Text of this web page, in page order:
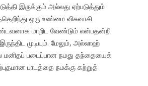
இருக்கும் அல்லது ஏற்படுத்தும்
ஒரு உண்மை விசுவாசி
மாறிட வேண்டும் என்பதன்றி
முடியும். மேலும், அல்லாஹ்
மனிதப் படைப்பான நமது தந்தையைக்
பாடத்தை நமக்கு கற்றுத்